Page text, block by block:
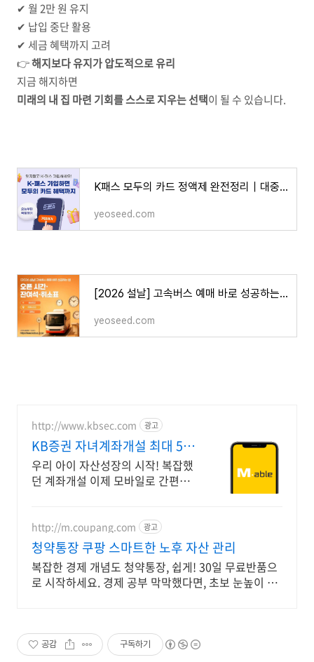
✔ 월 2만 원 유지
✔ 납입 중단 활용
✔ 세금 혜택까지 고려
👉해지보다 유지가 압도적으로 유리
지금 해지하면
미래의 내 집 마련 기회를 스스로 지우는 선택이 될 수 있습니다.
K패스 모두의 카드 정액제 완전정리｜대중교통 무제한 요금제, 얼마 쓰면 이득일까? (2026 최신)
yeoseed.com
[2026 설날] 고속버스 예매 바로 성공하는 법｜오픈 시간·잔여석·취소표 알림까지 즉시 실행 가
yeoseed.com
http://www.kbsec.com 광고
KB증권 자녀계좌개설 최대 5만
원 주식쿠폰
우리 아이 자산성장의 시작! 복잡했
던 계좌개설 이제 모바일로 간편하
http://m.coupang.com 광고
청약통장 쿠팡 스마트한 노후 자산 관리
복잡한 경제 개념도 청약통장, 쉽게! 30일 무료반품으
로 시작하세요. 경제 공부 막막했다면, 초보 눈높이 책
공감 구독하기